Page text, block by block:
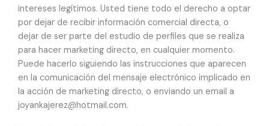
intereses legítimos. Usted tiene todo el derecho a optar
por dejar de recibir información comercial directa, o
dejar de ser parte del estudio de perfiles que se realiza
para hacer marketing directo, en cualquier momento.
Puede hacerlo siguiendo las instrucciones que aparecen
en la comunicación del mensaje electrónico implicado en
la acción de marketing directo, o enviando un email a
joyankajerez@hotmail.com.